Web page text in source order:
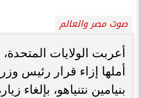
صوت مصر والعالم
أعربت الولايات المتحدة،
أملها إزاء قرار رئيس
بنيامين نتنياهو، بإلغاء